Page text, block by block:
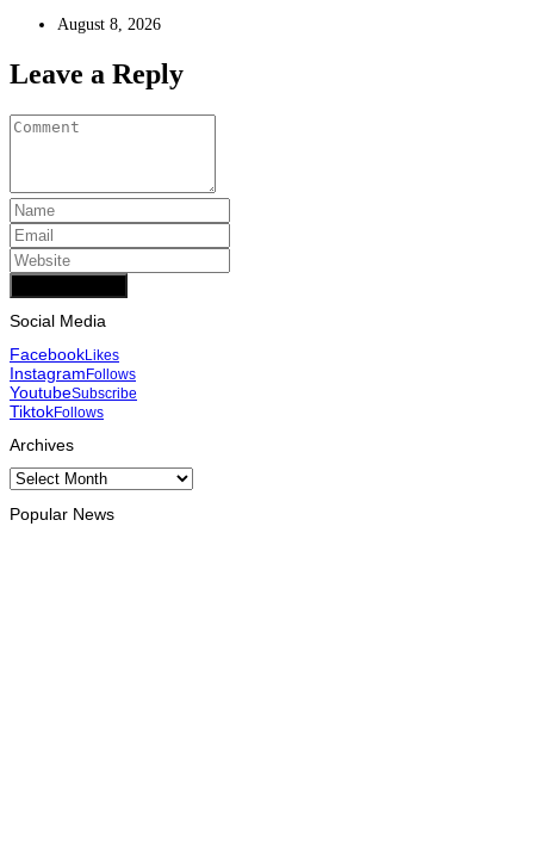
August 8, 2026
Leave a Reply
Social Media
FacebookLikes
InstagramFollows
YoutubeSubscribe
TiktokFollows
Archives
Archives
Popular News